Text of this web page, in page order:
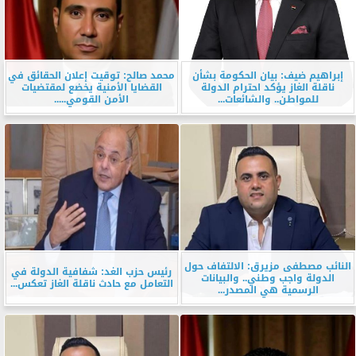
إبراهيم ضيف: بيان الحكومة بشأن
ناقلة الغاز يؤكد احترام الدولة
للمواطن.. والشائعات...
محمد صالح: توقيت إعلان الحقائق في
القضايا الأمنية يخضع لمقتضيات
الأمن القومي.....
النائب مصطفى مزيرق: الالتفاف حول
الدولة واجب وطني.. والبيانات
الرسمية هي المصدر...
رئيس حزب الغد: شفافية الدولة في
التعامل مع حادث ناقلة الغاز تعكس...